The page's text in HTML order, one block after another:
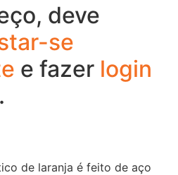
deve
se
e fazer login
de laranja é feito de aço